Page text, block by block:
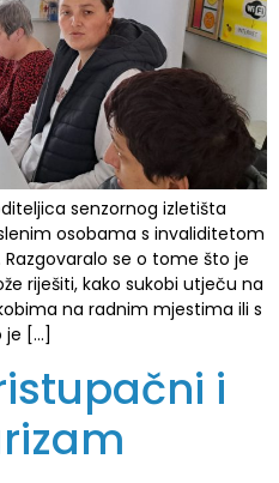
senzornog izletišta
osobama s invaliditetom
Razgovaralo se o tome što je
riješiti, kako sukobi utječu na
na radnim mjestima ili s
je […]
i